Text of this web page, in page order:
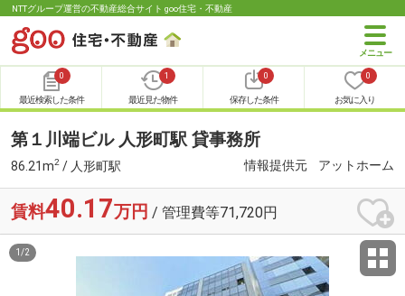
NTTグループ運営の不動産総合サイト goo住宅・不動産
0
最近検索した条件
1
最近見た物件
0
保存した条件
0
お気に入り
第１川端ビル 人形町駅 貸事務所
86.21m2 / 人形町駅 情報提供元 アットホーム
賃料40.17万円 / 管理費等71,720円
1 /2